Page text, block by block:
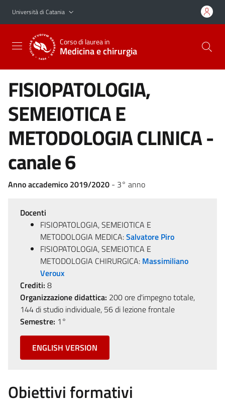
Vai al contenuto principale
Vai al menu di navigazione
Università di Catania
Corso di laurea in
Medicina e chirurgia
FISIOPATOLOGIA,
SEMEIOTICA E
METODOLOGIA CLINICA -
canale 6
Anno accademico 2019/2020 - 3° anno
Docenti
FISIOPATOLOGIA, SEMEIOTICA E
METODOLOGIA MEDICA:Salvatore Piro
FISIOPATOLOGIA, SEMEIOTICA E
METODOLOGIA CHIRURGICA: Massimiliano
Veroux
Crediti: 8
Organizzazione didattica: 200 ore d'impegno totale,
144 di studio individuale, 56 di lezione frontale
Semestre: 1°
ENGLISH VERSION
Obiettivi formativi